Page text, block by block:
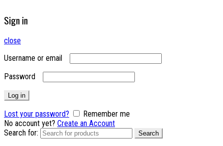
Sign in
close
Username or email
Password
Log in
Lost your password?
Remember me
No account yet? Create an Account
Search for:
Search